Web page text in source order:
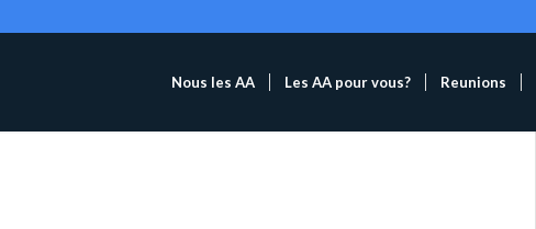
Nous les AA Les AA pour vous? Reunions